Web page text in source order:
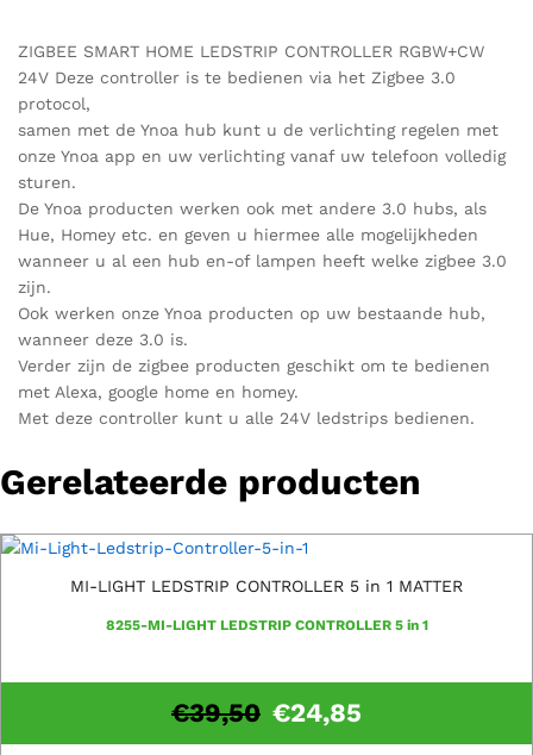
ZIGBEE SMART HOME LEDSTRIP CONTROLLER RGBW+CW
24V Deze controller is te bedienen via het Zigbee 3.0
protocol,
samen met de Ynoa hub kunt u de verlichting regelen met
onze Ynoa app en uw verlichting vanaf uw telefoon volledig
sturen.
De Ynoa producten werken ook met andere 3.0 hubs, als
Hue, Homey etc. en geven u hiermee alle mogelijkheden
wanneer u al een hub en-of lampen heeft welke zigbee 3.0
zijn.
Ook werken onze Ynoa producten op uw bestaande hub,
wanneer deze 3.0 is.
Verder zijn de zigbee producten geschikt om te bedienen
met Alexa, google home en homey.
Met deze controller kunt u alle 24V ledstrips bedienen.
Gerelateerde producten
MI-LIGHT LEDSTRIP CONTROLLER 5 in 1 MATTER
8255-MI-LIGHT LEDSTRIP CONTROLLER 5 in 1
€24,85
€39,50